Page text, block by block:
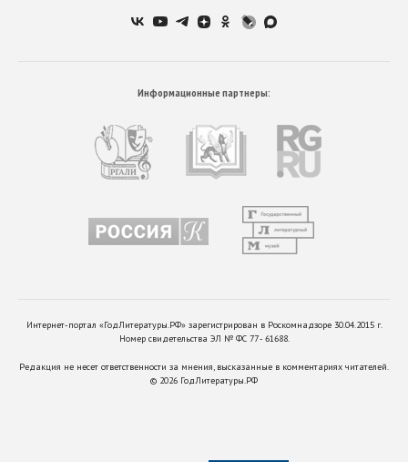
Информационные партнеры:
Интернет-портал «ГодЛитературы.РФ» зарегистрирован в Роскомнадзоре 30.04.2015 г.
Номер свидетельства ЭЛ № ФС 77 - 61688.
Редакция не несет ответственности за мнения, высказанные в комментариях читателей.
© 2026 ГодЛитературы.РФ